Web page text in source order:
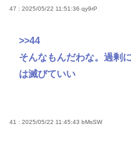
47 : 2025/05/22 11:51:36 qy9rP
>>44
そんなもんだわな。過剰
は滅びていい
41 : 2025/05/22 11:45:43 bMsSW